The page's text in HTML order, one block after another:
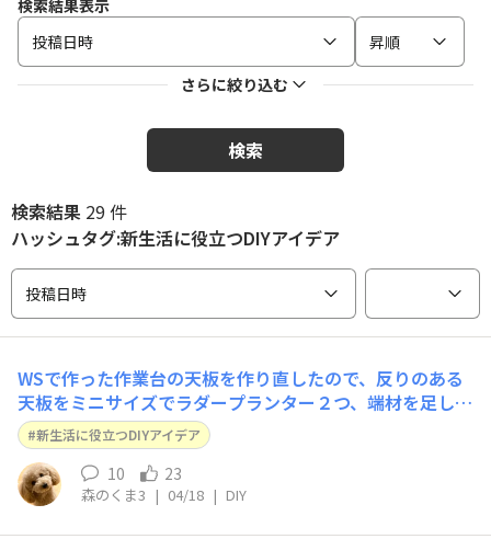
検索結果表示
投稿日時
昇順
さらに絞り込む
検索
検索結果 29 件
ハッシュタグ:新生活に役立つDIYアイデア
投稿日時
WSで作った作業台の天板を作り直したので、反りのある
天板をミニサイズでラダープランター２つ、端材を足して
作りました♪無駄のない作品に生まれ変わって満足❤️愛犬
も一緒にお座りしちゃって...😅
新生活に役立つDIYアイデア
10 23
森のくま3 | 04/18 | DIY